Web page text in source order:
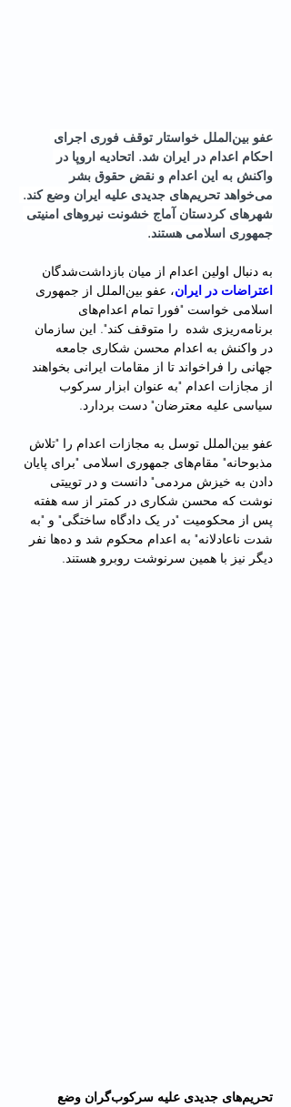
عفو بین‌الملل خواستار توقف فوری اجرای
احکام اعدام در ایران شد. اتحادیه اروپا در
واکنش به این اعدام و نقض حقوق بشر
می‌خواهد تحریم‌های جدیدی علیه ایران وضع کند.
شهرهای کردستان آماج خشونت نیروهای امنیتی
جمهوری اسلامی هستند.
به دنبال اولین اعدام از میان بازداشت‌شدگان
اعتراضات در ایران
، عفو بین‌الملل از جمهوری
اسلامی خواست "فورا تمام اعدام‌های
برنامه‌ریزی شده  را متوقف کند". این سازمان
در واکنش به اعدام محسن شکاری جامعه
جهانی را فراخواند تا از مقامات ایرانی بخواهند
از مجازات اعدام "به عنوان ابزار سرکوب
سیاسی علیه معترضان" دست بردارد.
عفو بین‌الملل توسل به مجازات اعدام را "تلاش
مذبوحانه" مقام‌های جمهوری اسلامی "برای پایان
دادن به خیزش مردمی" دانست و در توییتی
نوشت که محسن شکاری در کمتر از سه هفته
پس از محکومیت "در یک دادگاه ساختگی" و "به
شدت ناعادلانه" به اعدام محکوم شد و ده‌ها نفر
دیگر نیز با همین سرنوشت روبرو هستند.
تحریم‌های جدیدی علیه سرکو‌ب‌گران وضع